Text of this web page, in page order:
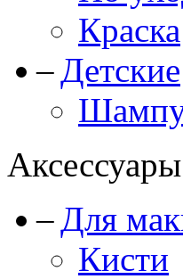
Краска
Детские
Аксессуары
Для
Кисти